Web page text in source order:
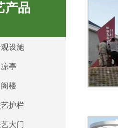
产品
设施
凉亭
阁楼
护栏
大门